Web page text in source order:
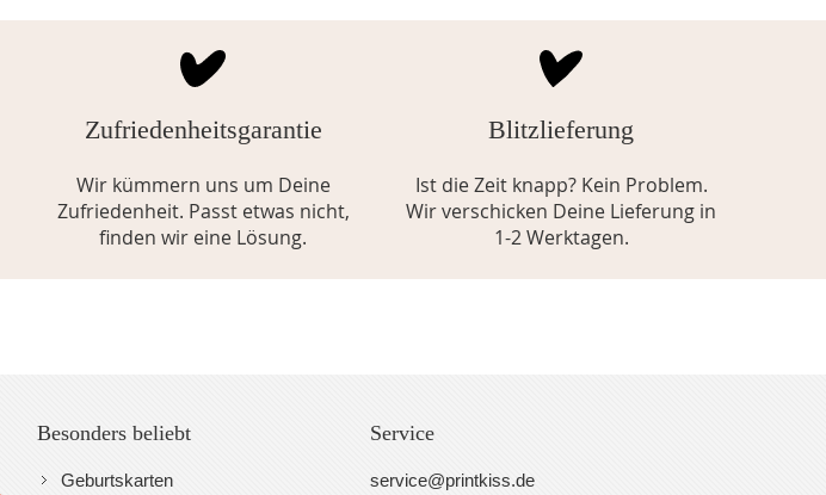
Zufriedenheitsgarantie
Wir kümmern uns um Deine
Zufriedenheit. Passt etwas nicht,
finden wir eine Lösung.
Blitzlieferung
Ist die Zeit knapp? Kein Problem.
Wir verschicken Deine Lieferung in
1-2 Werktagen.
Besonders beliebt
Geburtskarten
Service
service@printkiss.de